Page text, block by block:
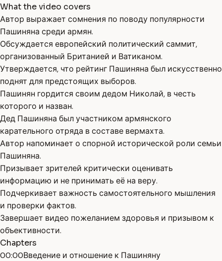
What the video covers
Автор выражает сомнения по поводу популярности
Пашиняна среди армян.
Обсуждается европейский политический саммит,
организованный Британией и Ватиканом.
Утверждается, что рейтинг Пашиняна был искусственно
поднят для предстоящих выборов.
Пашинян гордится своим дедом Николай, в честь
которого и назван.
Дед Пашиняна был участником армянского
карательного отряда в составе вермахта.
Автор напоминает о спорной исторической роли семьи
Пашиняна.
Призывает зрителей критически оценивать
информацию и не принимать её на веру.
Подчеркивает важность самостоятельного мышления
и проверки фактов.
Завершает видео пожеланием здоровья и призывом к
объективности.
Chapters
00:00Введение и отношение к Пашиняну